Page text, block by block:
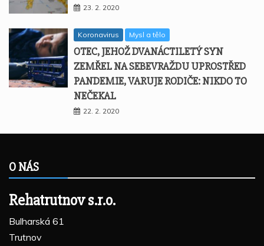
23. 2. 2020
Koronavirus Mysl a tělo
OTEC, JEHOŽ DVANÁCTILETÝ SYN
ZEMŘEL NA SEBEVRAŽDU UPROSTŘED
PANDEMIE, VARUJE RODIČE: NIKDO TO
NEČEKAL
22. 2. 2020
O NÁS
Rehatrutnov s.r.o.
Bulharská 61
Trutnov